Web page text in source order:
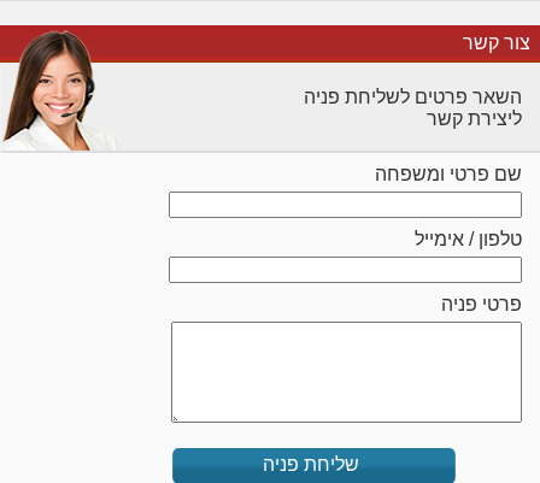
צור קשר
השאר פרטים לשליחת פניה
ליצירת קשר
שם פרטי ומשפחה
טלפון / אימייל
פרטי פניה
שליחת פניה